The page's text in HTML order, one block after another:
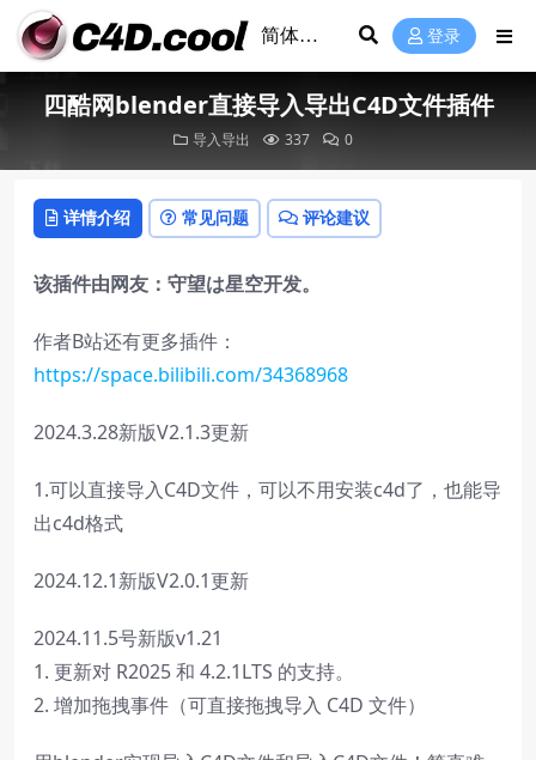
登录
四酷网blender直接导入导出C4D文件插件
导入导出 337 0
详情介绍 常见问题 评论建议
该插件由网友：守望は星空开发。
作者B站还有更多插件：
https://space.bilibili.com/34368968
2024.3.28新版V2.1.3更新
1.可以直接导入C4D文件，可以不用安装c4d了，也能导
出c4d格式
2024.12.1新版V2.0.1更新
2024.11.5号新版v1.21
1. 更新对 R2025 和 4.2.1LTS 的支持。
2. 增加拖拽事件（可直接拖拽导入 C4D 文件）